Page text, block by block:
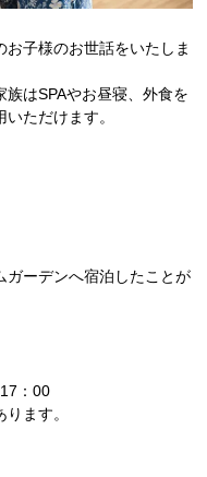
子様のお世話をいたしま
はSPAやお昼寝、外食を
ただけます。
ーデンへ宿泊したことが
：00
ます。